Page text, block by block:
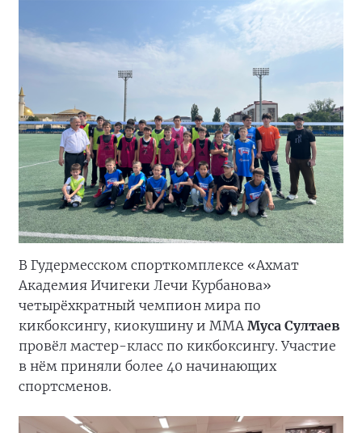
В Гудермесском спорткомплексе «Ахмат
Академия Ичигеки Лечи Курбанова»
четырёхкратный чемпион мира по
кикбоксингу, киокушину и ММАМуса Султаев
провёл мастер-класс по кикбоксингу. Участие
в нём приняли более 40 начинающих
спортсменов.